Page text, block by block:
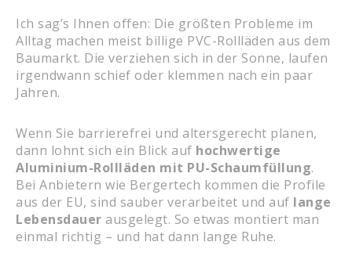
Ich sag’s Ihnen offen: Die größten Probleme im
Alltag machen meist billige PVC-Rollläden aus dem
Baumarkt. Die verziehen sich in der Sonne, laufen
irgendwann schief oder klemmen nach ein paar
Jahren.
Wenn Sie barrierefrei und altersgerecht planen,
dann lohnt sich ein Blick auf hochwertige
Aluminium-Rollläden mit PU-Schaumfüllung.
Bei Anbietern wie Bergertech kommen die Profile
aus der EU, sind sauber verarbeitet und auf lange
Lebensdauer ausgelegt. So etwas montiert man
einmal richtig – und hat dann lange Ruhe.